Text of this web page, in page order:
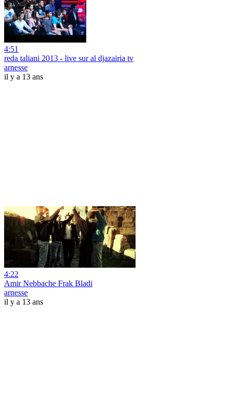
4:51
reda taliani 2013 - live sur al djazairia tv
arnesse
il y a 13 ans
4:22
Amir Nebbache Frak Bladi
arnesse
il y a 13 ans